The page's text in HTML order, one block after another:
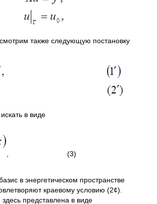
также следующую постановку
в виде
, (3)
в энергетическом пространстве
краевому условию (2¢).
представлена в виде